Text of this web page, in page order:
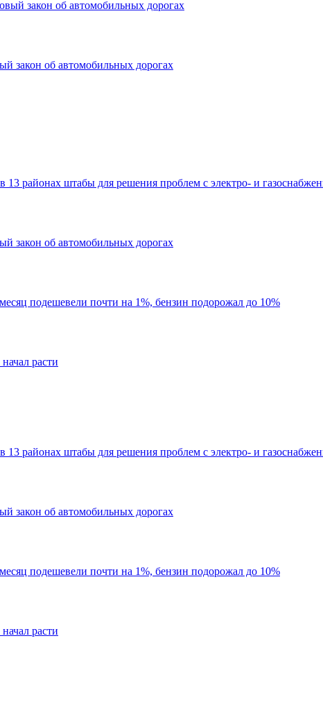
закон об автомобильных дорогах
13 районах штабы для решения проблем с электро- и
закон об автомобильных дорогах
подешевели почти на 1%, бензин подорожал до 10%
расти
13 районах штабы для решения проблем с электро- и
закон об автомобильных дорогах
подешевели почти на 1%, бензин подорожал до 10%
расти